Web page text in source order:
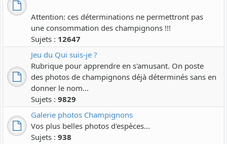
Attention: ces déterminations ne permettront pas
une consommation des champignons !!!
Sujets : 12647
Jeu du Qui suis-je ?
Rubrique pour apprendre en s'amusant. On poste
des photos de champignons déjà déterminés sans en
donner le nom...
Sujets : 9829
Galerie photos Champignons
Vos plus belles photos d'espèces...
Sujets : 938